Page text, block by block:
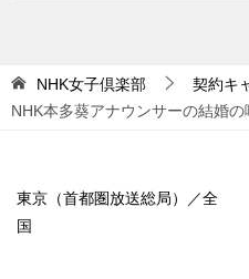
NHK女子倶楽部
契約キ
NHK本多葵アナウンサーの結婚の
東京（首都圏放送総局）／全
国